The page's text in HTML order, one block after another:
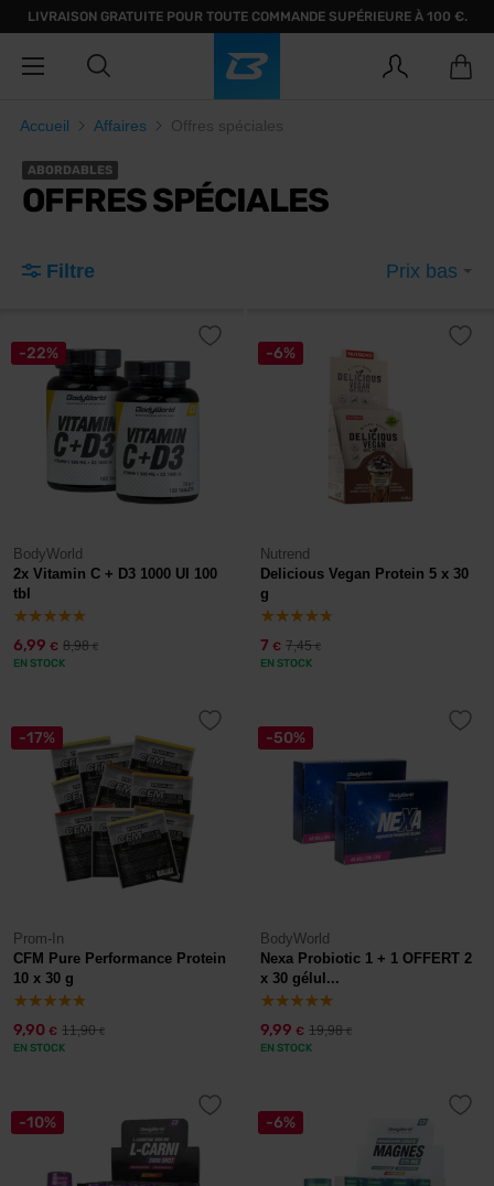
LIVRAISON GRATUITE POUR TOUTE COMMANDE SUPÉRIEURE À 100 €.
Accueil Affaires Offres spéciales
ABORDABLES
OFFRES SPÉCIALES
Filtre Prix bas
-22%
BodyWorld
2x Vitamin C + D3 1000 UI 100
tbl
6,99 € 8,98€
EN STOCK
-6%
Nutrend
Delicious Vegan Protein 5 x 30
g
7 € 7,45€
EN STOCK
-17%
Prom-In
CFM Pure Performance Protein
10 x 30 g
9,90 € 11,90€
EN STOCK
-50%
BodyWorld
Nexa Probiotic 1 + 1 OFFERT 2
x 30 gélul...
9,99 € 19,98€
EN STOCK
-10% -6%